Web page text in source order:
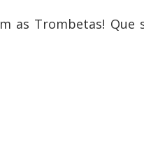
as Trombetas! Que